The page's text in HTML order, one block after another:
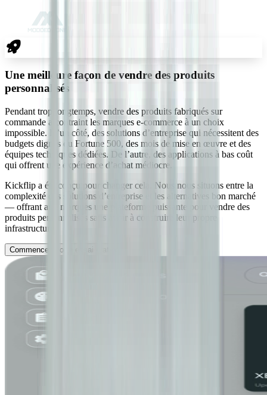
Une meilleure façon de vendre des produits
personnalisés
Pendant trop longtemps, vendre des produits fabriqués sur
commande a contraint les marques e-commerce à un choix
impossible. D’un côté, des solutions d’entreprise qui nécessitent des
budgets dignes du Fortune 500, des mois de mise en œuvre et des
équipes techniques dédiées. De l’autre, des applications à bas coût
qui offrent une expérience d’achat médiocre.
Kickflip a été conçu pour changer cela. Nous nous situons entre la
complexité des solutions d’entreprise et les alternatives bon marché
— offrant aux marques une plateforme puissante pour vendre des
produits personnalisés sans avoir à construire leur propre
infrastructure.
Commencez votre essai gratuit